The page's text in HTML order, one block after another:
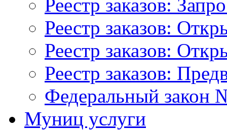
Реестр заказов:
Реестр заказов:
Реестр заказов:
Реестр заказов:
Федеральный закон
Муниц услуги